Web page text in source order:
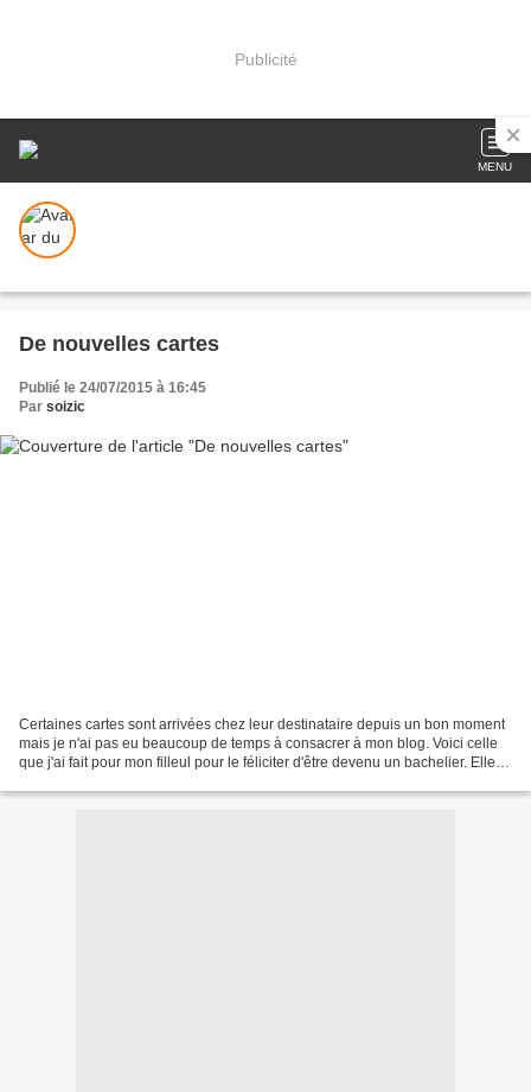
Publicité
MENU
De nouvelles cartes
Publié le 24/07/2015 à 16:45
Par soizic
Certaines cartes sont arrivées chez leur destinataire depuis un bon moment
mais je n'ai pas eu beaucoup de temps à consacrer à mon blog. Voici celle
que j'ai fait pour mon filleul pour le féliciter d'être devenu un bachelier. Elle